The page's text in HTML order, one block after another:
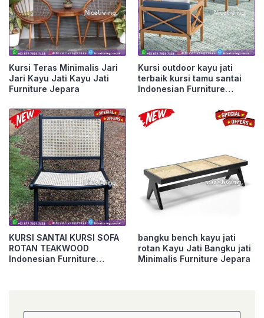
Kursi Teras Minimalis Jari
Jari Kayu Jati Kayu Jati
Furniture Jepara
Kursi outdoor kayu jati
terbaik kursi tamu santai
Indonesian Furniture
KURSI SANTAI KURSI SOFA
ROTAN TEAKWOOD
Indonesian Furniture
bangku bench kayu jati
rotan Kayu Jati Bangku jati
Minimalis Furniture Jepara
Cari